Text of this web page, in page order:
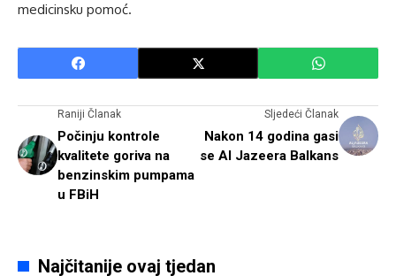
medicinsku pomoć.
Raniji Članak
Počinju kontrole
kvalitete goriva na
benzinskim pumpama
u FBiH
Sljedeći Članak
Nakon 14 godina gasi
se Al Jazeera Balkans
Najčitanije ovaj tjedan